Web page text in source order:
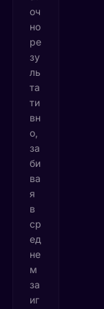
оч
но
ре
зу
ль
та
ти
вн
о,
за
би
ва
я
в
ср
ед
не
м
за
иг